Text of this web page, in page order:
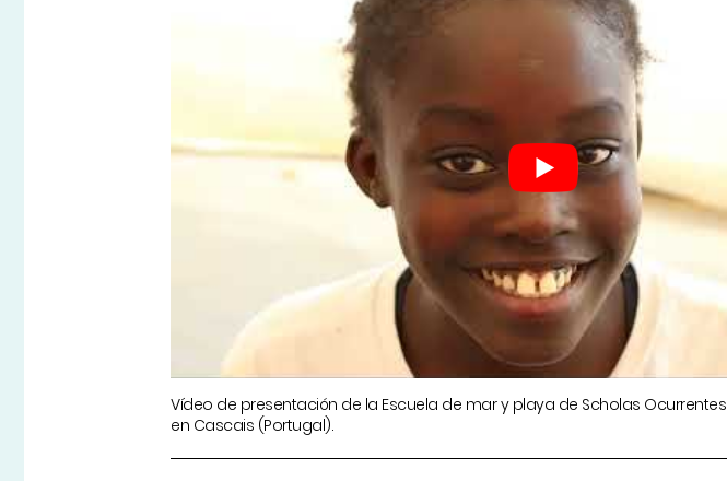
Vídeo de presentación de la Escuela de mar y playa de Scholas Ocurrentes
en Cascais (Portugal).